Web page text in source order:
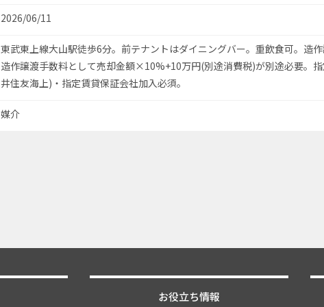
2026/06/11
東武東上線大山駅徒歩6分。前テナントはダイニングバー。重飲食可。造作
造作譲渡手数料として売却金額×10%+10万円(別途消費税)が別途必要。
井住友海上)・指定賃貸保証会社加入必須。
媒介
お役立ち情報